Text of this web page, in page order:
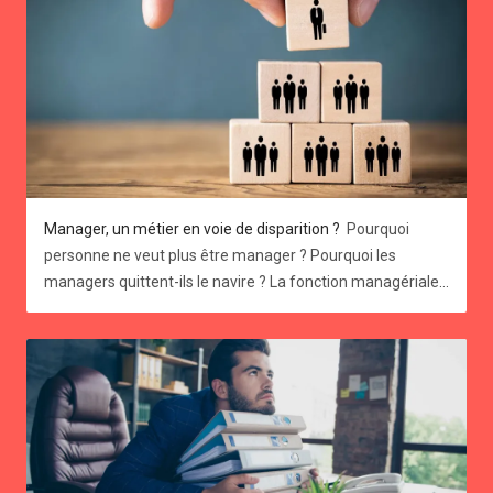
0474548989
Manager, un métier en voie de disparition ? Pourquoi personne ne veut plus être manager ? Pourquoi les managers quittent-ils le navire ? La fonction managériale traverse actuellement une crise existentielle. En effet, un cadre sur cinq ne souhaite plus exercer de fonction d'encadrement, et ce chiffre monte à 70% chez les salariés qui ne veulent jamais devenir manager. Ces tendances sont encore plus prononcées chez la nouvelle génération, la fameuse Gen Z. Vous pourriez penser que vos offres d'emploi, parsemées de mots tels que "leadership", "coordination", "encadrement", ou de phrases comme "vous recruterez votre propre équipe", attirent davantage de talents. Mais en réalité, ce n'est pas si sûr. 👍 Pour ma génération, arrivée sur le marché du travail au début des années 2000, le management était perçu comme un objectif, un Graal, un accomplissement. Cependant, les vocations managériales se font de plus en plus rares. Pourquoi une telle indifférence, une telle désaffection pour le management d’équipe ? Comment l’imaginaire représentatif des jeunes cadres a-t-il pu en arriver là ? Et surtout, comment (re)donner envie pour les rôles d’encadrement en entreprise ? Quatre raisons pour lesquelles devenir manager ne fait plus autant rêver qu’avant 1. Une surcharge de travail et le poids des responsabilités Le rôle de manager est de plus en plus perçu comme stressant, principalement en raison de l'accélération du changement dans le contexte économique. Nous évoluons désormais dans un environnement VICA (Volatile, Incertain, Complexe et Ambigu), ce qui peut susciter des inquiétudes légitimes. → Concrètement, la pertinence des décisions stratégiques prises par un manager aujourd'hui n'est plus garantie. Les données et les situations peuvent évoluer rapidement, comme nous l'avons vu avec la crise du Covid et l'introduction de l'IA dans le monde professionnel. La gestion des équipes exige également des compétences en communication et en gestion des conflits, ce qui peut être source de stress pour ceux qui ne se sentent pas à l'aise dans ces domaines. 😥 L'ensemble de ces facteurs peut amener certains salariés à renoncer à des postes de management au profit de rôles moins exposés et moins contraignants, en attendant des jours meilleur s. 2 - L'autonomie des collaborateurs Les pratiques de travail évoluent vers des modèles moins hiérarchiques, où la décision n'est plus uniquement entre les mains des responsables, mais partagée de manière horizontale et transversale. On parle de désilotage des départements au sein d’une entreprise, d’équipes pluridisciplinaires. → Aux avants postes de cette mutation profonde, les équipes de développement informatique qui utilisent des méthodologies de type “agile”, et pour lesquelles les managers sont devenus des Scrum Masters, c’est-à-dire des facilitateurs plutôt que des donneurs d’ordre. Cette approche offre aux collaborateurs une plus grande liberté, sans la contrainte de devoir superviser les autres. Cette autonomie accrue leur permet de prendre des décisions plus facilement. Cependant, cette liberté peut parfois être un obstacle à leur engagement et à leur motivation, car elle peut entraîner une certaine distance et un sentiment de perte de lien avec l'équipe et l'entreprise. “Le télétravail a entamé la notion d’appartenance à l’entreprise, et poussé vers l’individualisme”, François Dupuy, sociologue du travail. 3 - La remise en question de l'image du métier de manager et de son prestige Traditionnellement perçu comme prestigieux, le rôle de manager est également associé à des responsabilités et un niveau de stress élevé. Cependant, les attentes vis-à-vis du travail ont considérablement évolué. En 2024, tant les collaborateurs que les managers recherchent des postes offrant un meilleur équilibre entre vie professionnelle et personnelle. Ils sont moins enclins à sacrifier leur bien-être et leur qualité de vie pour gravir les échelons hiérarchiques. → Cette transformation des attentes peut expliquer la baisse d'attrait pour les rôles de management. En effet, ces postes ne répondent pas toujours aux nouvelles priorités des travailleurs, axées sur le bien-être, l'équilibre et l'épanouissement au travail. Cette évolution de la perception du métier de manager reflète une prise de conscience plus générale de l'importance de la santé mentale et du bien-être dans l'environnement professionnel. 4 - La fidélisation par le management au sein des entreprises Le concept de carrière ne se limite plus à l'évolution dans la hiérarchie ou au maintien dans le même domaine d'activité. Brandir la carotte du management d'équipe est moins efficace qu'auparavant. Avec moins de carrières linéaires, les parcours professionnels suivent des chemins plus variés, influencés par des facteurs tels qu'internet et l'entrepreneuriat. Cette tendance s'est accentuée pendant la crise sanitaire, où de nombreux collaborateurs et managers ont décidé de changer de voie pour trouver une meilleure adéquation entre leurs valeurs personnelles et leur travail. → De nombreuses personnes recherchent désormais plus de sens dans leur travail, ce qui les amène à envisager des reconversions professionnelles. Certaines préfèrent même se mettre à leur compte plutôt que de gérer une équipe. 5 - L’attente de reconnaissance non satisfaite Durant la période du Covid-19, les managers ont consenti à des efforts considérables pour adapter le mode de travail, tant le leur que celui de leur équipe, au travail à distance. Malgré ces investissements, nombre d'entre eux ont le sentiment de ne pas être suffisamment reconnus pour leurs contributions. En effet, la gestion du travail à distance s'est ajoutée à leurs responsabilités existantes, générant ainsi une charge de travail accrue et de nouveaux défis à surmonter. → Cette situation peut engendrer chez les managers un sentiment d'injustice et de démotivation, les amenant à exprimer un besoin accru de reconnaissance et de soutien dans leurs efforts. Il faut “associer les managers aux réflexions stratégiques, plutôt que de les cantonner à un rôle de passe-plat. Il s’agit aussi de redonner à leur fonction ses lettres de noblesse, et d’en faire des acteurs de la transformation de l’entreprise” Camille Clausier, consultante RH. 7 idées pour redonner l’envie d’avoir envie de manager en entreprise Le management est un pilier essentiel du succès d'une entreprise. Attirer et fidéliser des talents à ce poste est donc un enjeu crucial. Mais comment donner envie aux salariés de franchir le pas et d'endosser ce rôle aux multiples responsabilités ? Identifiez les signes précurseurs chez vos managers → Soyez attentifs aux signes physiques, psychologiques et émotionnels d'épuisement chez vos managers avant que la situation ne devienne critique. Offrez un soutien opérationnel à vos managers → Rien de plus bénéfique que des collègues qui comprennent le contexte pour soutenir d'autres managers. Établissez donc une communauté managériale solide au sein de l’entreprise pour favoriser le lien social et éviter le sentiment d'isolement. En effet, eux aussi peuvent ressentir cette sensation d'être seuls. « Des entreprises généralisent aussi le Codev (codéveloppement professionnel), un outil de résolution des problèmes basé sur l’intelligence collective. Un manager peut l’activer à tout moment, quand il en a besoin, face à une situation complexe, en interrogeant un collègue » André Turba - Directeur Général Oresys Formation et développement → Devenir manager ne s'improvise pas, cela s’apprend. Il est essentiel de proposer aux candidats un accompagnement personnalisé pour les préparer à ce nouveau rôle. Cela peut prendre la forme de formations en management et leadership, de programmes de mentorat, de coaching individuel ou de mise en situation progressive. L'objectif est de leur donner les outils et les compétences nécessaires pour réussir dans leur nouvelle fonction. Comprendre les motivations individuelles → Tout le monde n’a pas envie d’être calife à la place du calife. Certains recherchent de nouveaux défis et une évolution de carrière, tandis que d'autres aspirent à développer une expertise ou à avoir un impact plus important au sein de leur équipe. Il est important de cerner les aspirations individuelles pour proposer des trajectoires professionnelles cohérentes. Flexibilité et équilibre vie professionnelle-vie personnelle → Flexibilité et équilibre vie professionnelle-vie personnelle → Proposez des organisations de travail flexibles qui permettent aux managers de concilier plus facilement leur vie professionnelle et personnelle. Cela peut inclure du télétravail, des horaires flexibles ou des congés payés supplémentaires. Veillez à ce qu’ils maintiennent un équilibre entre vie professionnelle et vie personnelle en les aidant aussi à exercer leur droit à la déconnexion Communiquer sur les opportunités de carrière pour susciter les vocations plutôt que de les imposer → Il est important de communiquer clairement sur les opportunités de carrière offertes aux managers au sein de l'entreprise. Cela peut se faire par le partage d'expériences de managers, la présentation des différents parcours possibles et la mise en avant des perspectives d'évolution. En informant les salariés sur les possibilités qui s'offrent à eux, l'entreprise suscite leur intérêt et les encourage à envisager une carrière managériale. Proposer de tester la fonction de manager ? → Proposer des périodes d'essai pour le rôle de manager peut être une solution efficace pour attirer de nouveaux talents et motiver les collaborateurs actuels. Cette approche permet aux employés de découvrir les responsabilités et les défis du management, tout en offrant à l'entreprise la possibilité d'évaluer leurs compétences et leur potentiel. Cela peut également contribuer à réduire le sentiment de risque et d'engagement à long terme associé au passage à un poste de management. Vous souhaitez prendre une longueur d'avance sur vos concurrents et optimiser votre processus de recrutement ? Betuned vous accompagne avec : 